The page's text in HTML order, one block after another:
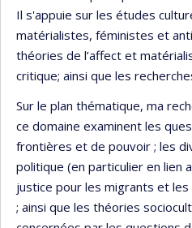
Il s'appuie sur les études
matérialistes, féministes et
théories de l’affect et
critique; ainsi que les
Sur le plan thématique, ma
ce domaine examinent les
frontières et de pouvoir ; les
politique (en particulier en lien
justice pour les migrants et
; ainsi que les théories